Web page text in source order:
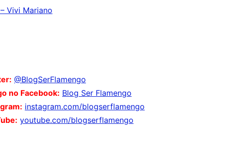
Vivi Mariano
@BlogSerFlamengo
no Facebook: Blog Ser Flamengo
instagram.com/blogserflamengo
youtube.com/blogserflamengo